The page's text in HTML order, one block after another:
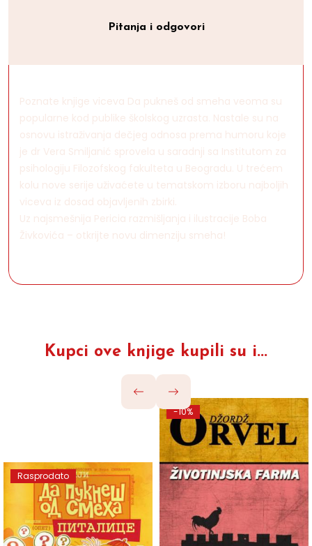
Pitanja i odgovori
Poznate knjige viceva Da pukneš od smeha veoma su
popularne kod publike školskog uzrasta. Nastale su na
osnovu istraživanja dečjeg odnosa prema humoru koje
je dr Vera Smiljanić sprovela u saradnji sa Institutom za
psihologiju Filozofskog fakulteta u Beogradu. U trećem
kolu nove serije uživaćete u tematskom izboru najboljih
viceva iz dosad objavljenih zbirki.
Uz najsmešnija Pericia razmišljanja i ilustracije Boba
Živkovića – otkrijte novu dimenziju smeha!
Kupci ove knjige kupili su i...
Rasprodato
-10%